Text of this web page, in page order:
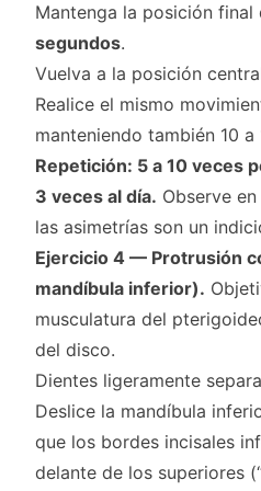
Mantenga la posición final
segundos.
Vuelva a la posición
Realice el mismo
manteniendo también 10 a
Repetición: 5 a 10 veces
3 veces al día. Observe
las asimetrías son un
Ejercicio 4 — Protrusión
mandíbula inferior).
musculatura del
del disco.
Dientes ligeramente
Deslice la mandíbula
que los bordes incisales
delante de los superiores